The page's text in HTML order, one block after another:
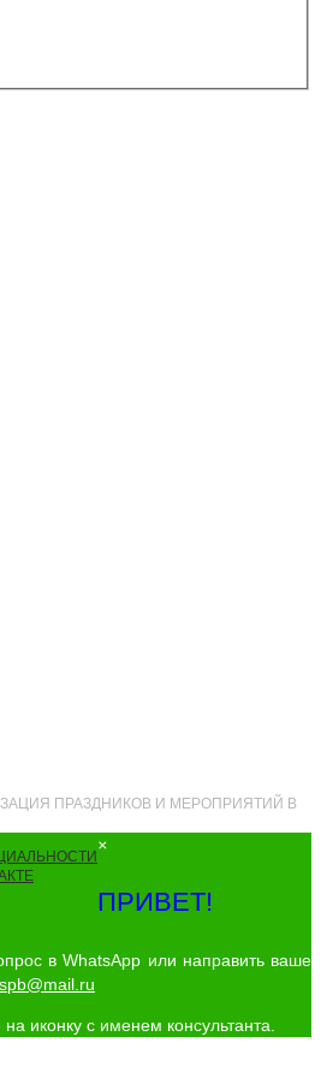
ПРАЗДНИКОВ И МЕРОПРИЯТИЙ В
×
ПРИВЕТ!
в WhatsApp или направить ваше
иконку с именем консультанта.